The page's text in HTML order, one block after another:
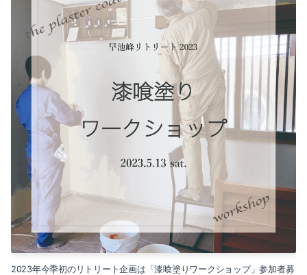
2023年今季初のリトリート企画は「漆喰塗りワークショップ」参加者募